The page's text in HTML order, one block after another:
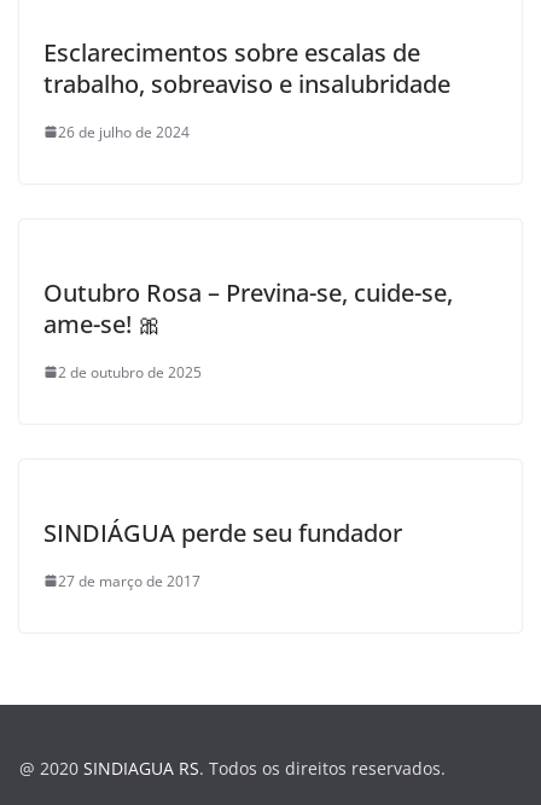
Esclarecimentos sobre escalas de
trabalho, sobreaviso e insalubridade
26 de julho de 2024
Outubro Rosa – Previna-se, cuide-se,
ame-se! 🎀
2 de outubro de 2025
SINDIÁGUA perde seu fundador
27 de março de 2017
@ 2020 SINDIAGUA RS. Todos os direitos reservados.